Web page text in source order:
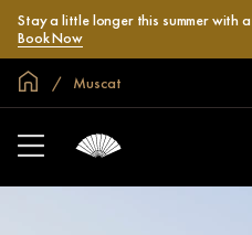
Stay a little longer this summer with
Book Now
หน้าหลักทั่วโลก
Muscat